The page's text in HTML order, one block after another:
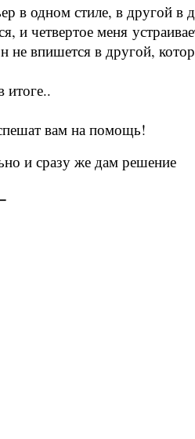
в одном стиле, в другой в
и четвертое меня
не впишется в другой,
итоге..
вам на помощь!
и сразу же дам решение